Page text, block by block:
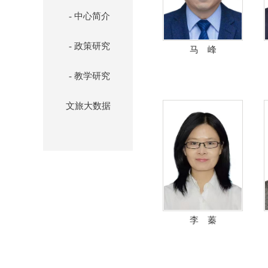
- 中心简介
- 政策研究
- 教学研究
文旅大数据
马 峰
李 蓁